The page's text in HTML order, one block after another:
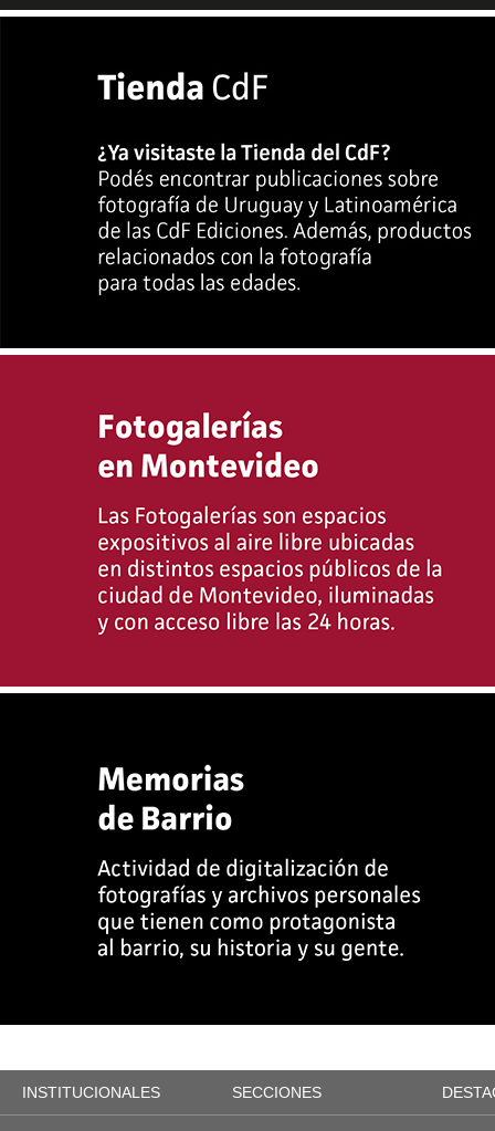
INSTITUCIONALES SECCIONES